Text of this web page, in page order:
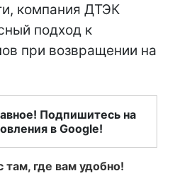
компания ДТЭК
подход к
при возвращении на
Подпишитесь на
в Google!
там, где вам удобно!